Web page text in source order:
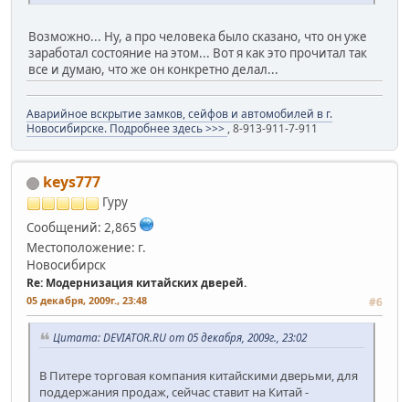
Возможно... Ну, а про человека было сказано, что он уже
заработал состояние на этом... Вот я как это прочитал так
все и думаю, что же он конкретно делал...
Аварийное вскрытие замков, сейфов и автомобилей в г.
Новосибирске. Подробнее здесь >>> , 8-913-911-7-911
keys777
Гуру
Сообщений: 2,865
Местоположение: г.
Новосибирск
Re: Модернизация китайских дверей.
05 декабря, 2009г., 23:48 #6
Цитата: DEVIATOR.RU от 05 декабря, 2009г., 23:02
В Питере торговая компания китайскими дверьми, для
поддержания продаж, сейчас ставит на Китай -